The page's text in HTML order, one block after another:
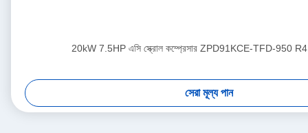
20kW 7.5HP এসি স্ক্রোল কম্প্রেসার ZPD91KCE-TFD-950
সেরা মূল্য পান